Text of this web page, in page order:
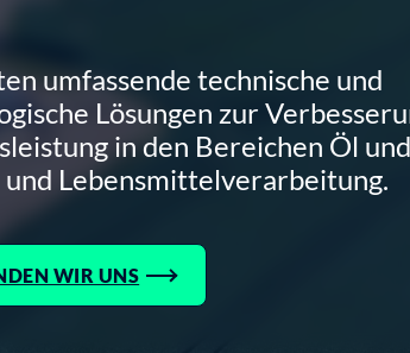
umfassende technische und
Lösungen zur
in den Bereichen Öl
und Lebensmittelverarbeitung.
WIR UNS